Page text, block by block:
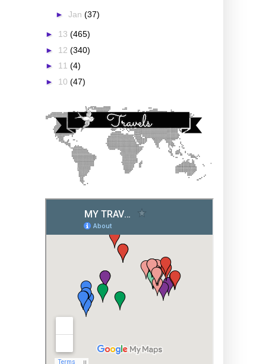
► Jan (37)
► 13 (465)
► 12 (340)
► 11 (4)
► 10 (47)